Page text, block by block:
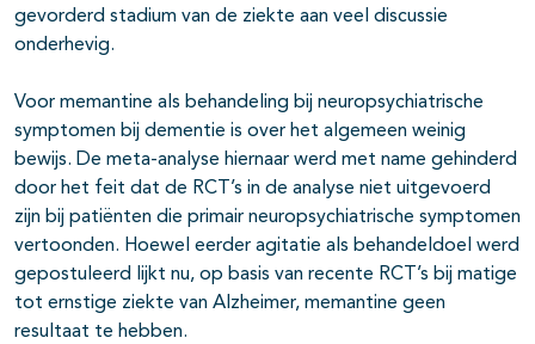
gevorderd stadium van de ziekte aan veel discussie
onderhevig.
Voor memantine als behandeling bij neuropsychiatrische
symptomen bij dementie is over het algemeen weinig
bewijs. De meta-analyse hiernaar werd met name gehinderd
door het feit dat de RCT’s in de analyse niet uitgevoerd
zijn bij patiënten die primair neuropsychiatrische symptomen
vertoonden. Hoewel eerder agitatie als behandeldoel werd
gepostuleerd lijkt nu, op basis van recente RCT’s bij matige
tot ernstige ziekte van Alzheimer, memantine geen
resultaat te hebben.